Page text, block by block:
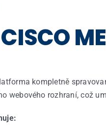
kompletně
webového rozhraní,což